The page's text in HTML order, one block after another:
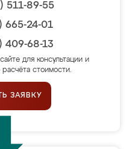
511-89-55
665-24-01
409-68-13
для консультации и
стоимости.
ЗАЯВКУ